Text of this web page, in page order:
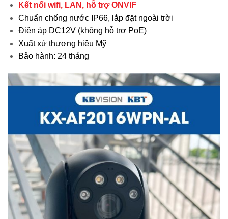
Kết nối wifi, LAN, hỗ trợ ONVIF
Chuẩn chống nước IP66, lắp đặt ngoài trời
Điện áp DC12V (không hỗ trợ PoE)
Xuất xứ thương hiệu Mỹ
Bảo hành: 24 tháng